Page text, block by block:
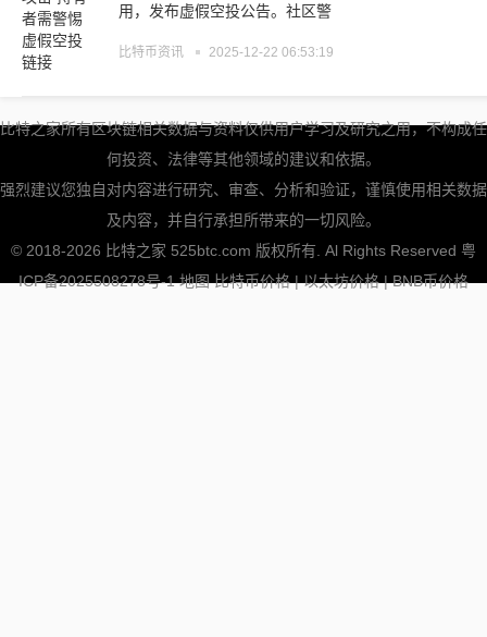
用，发布虚假空投公告。社区警
比特币资讯 2025-12-22 06:53:19
比特之家所有区块链相关数据与资料仅供用户学习及研究之用，不构成任
何投资、法律等其他领域的建议和依据。
强烈建议您独自对内容进行研究、审查、分析和验证，谨慎使用相关数据
及内容，并自行承担所带来的一切风险。
© 2018-2026 比特之家 525btc.com 版权所有. Al Rights Reserved 粤
ICP备2025508278号-1 地图 比特币价格|以太坊价格|BNB币价格